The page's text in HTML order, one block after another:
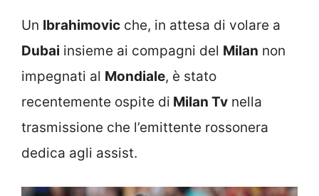
Un Ibrahimovic che, in attesa di volare a
Dubai insieme ai compagni del Milan non
impegnati al Mondiale, è stato
recentemente ospite di Milan Tv nella
trasmissione che l’emittente rossonera
dedica agli assist.